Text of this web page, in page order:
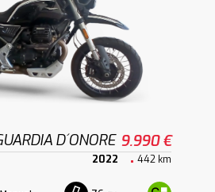
D´ONORE 9.990 €
2022 442 km